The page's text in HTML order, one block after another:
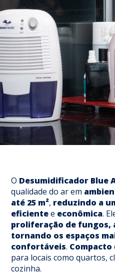
O Desumidificador Blue
qualidade do ar em
até 25 m², reduzindo a
eficientee econômica.
proliferação de fungos,
tornando os espaços
confortáveis. Compacto
para locais como quartos,
cozinha.